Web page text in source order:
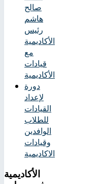
صالح
هاشم
رئيس
الأكاديمية
مع
قيادات
الأكاديمية
دورة
لإعداد
القيادات
للطلاب
الوافدين
وقيادات
الاكاديمية
الأكاديمية